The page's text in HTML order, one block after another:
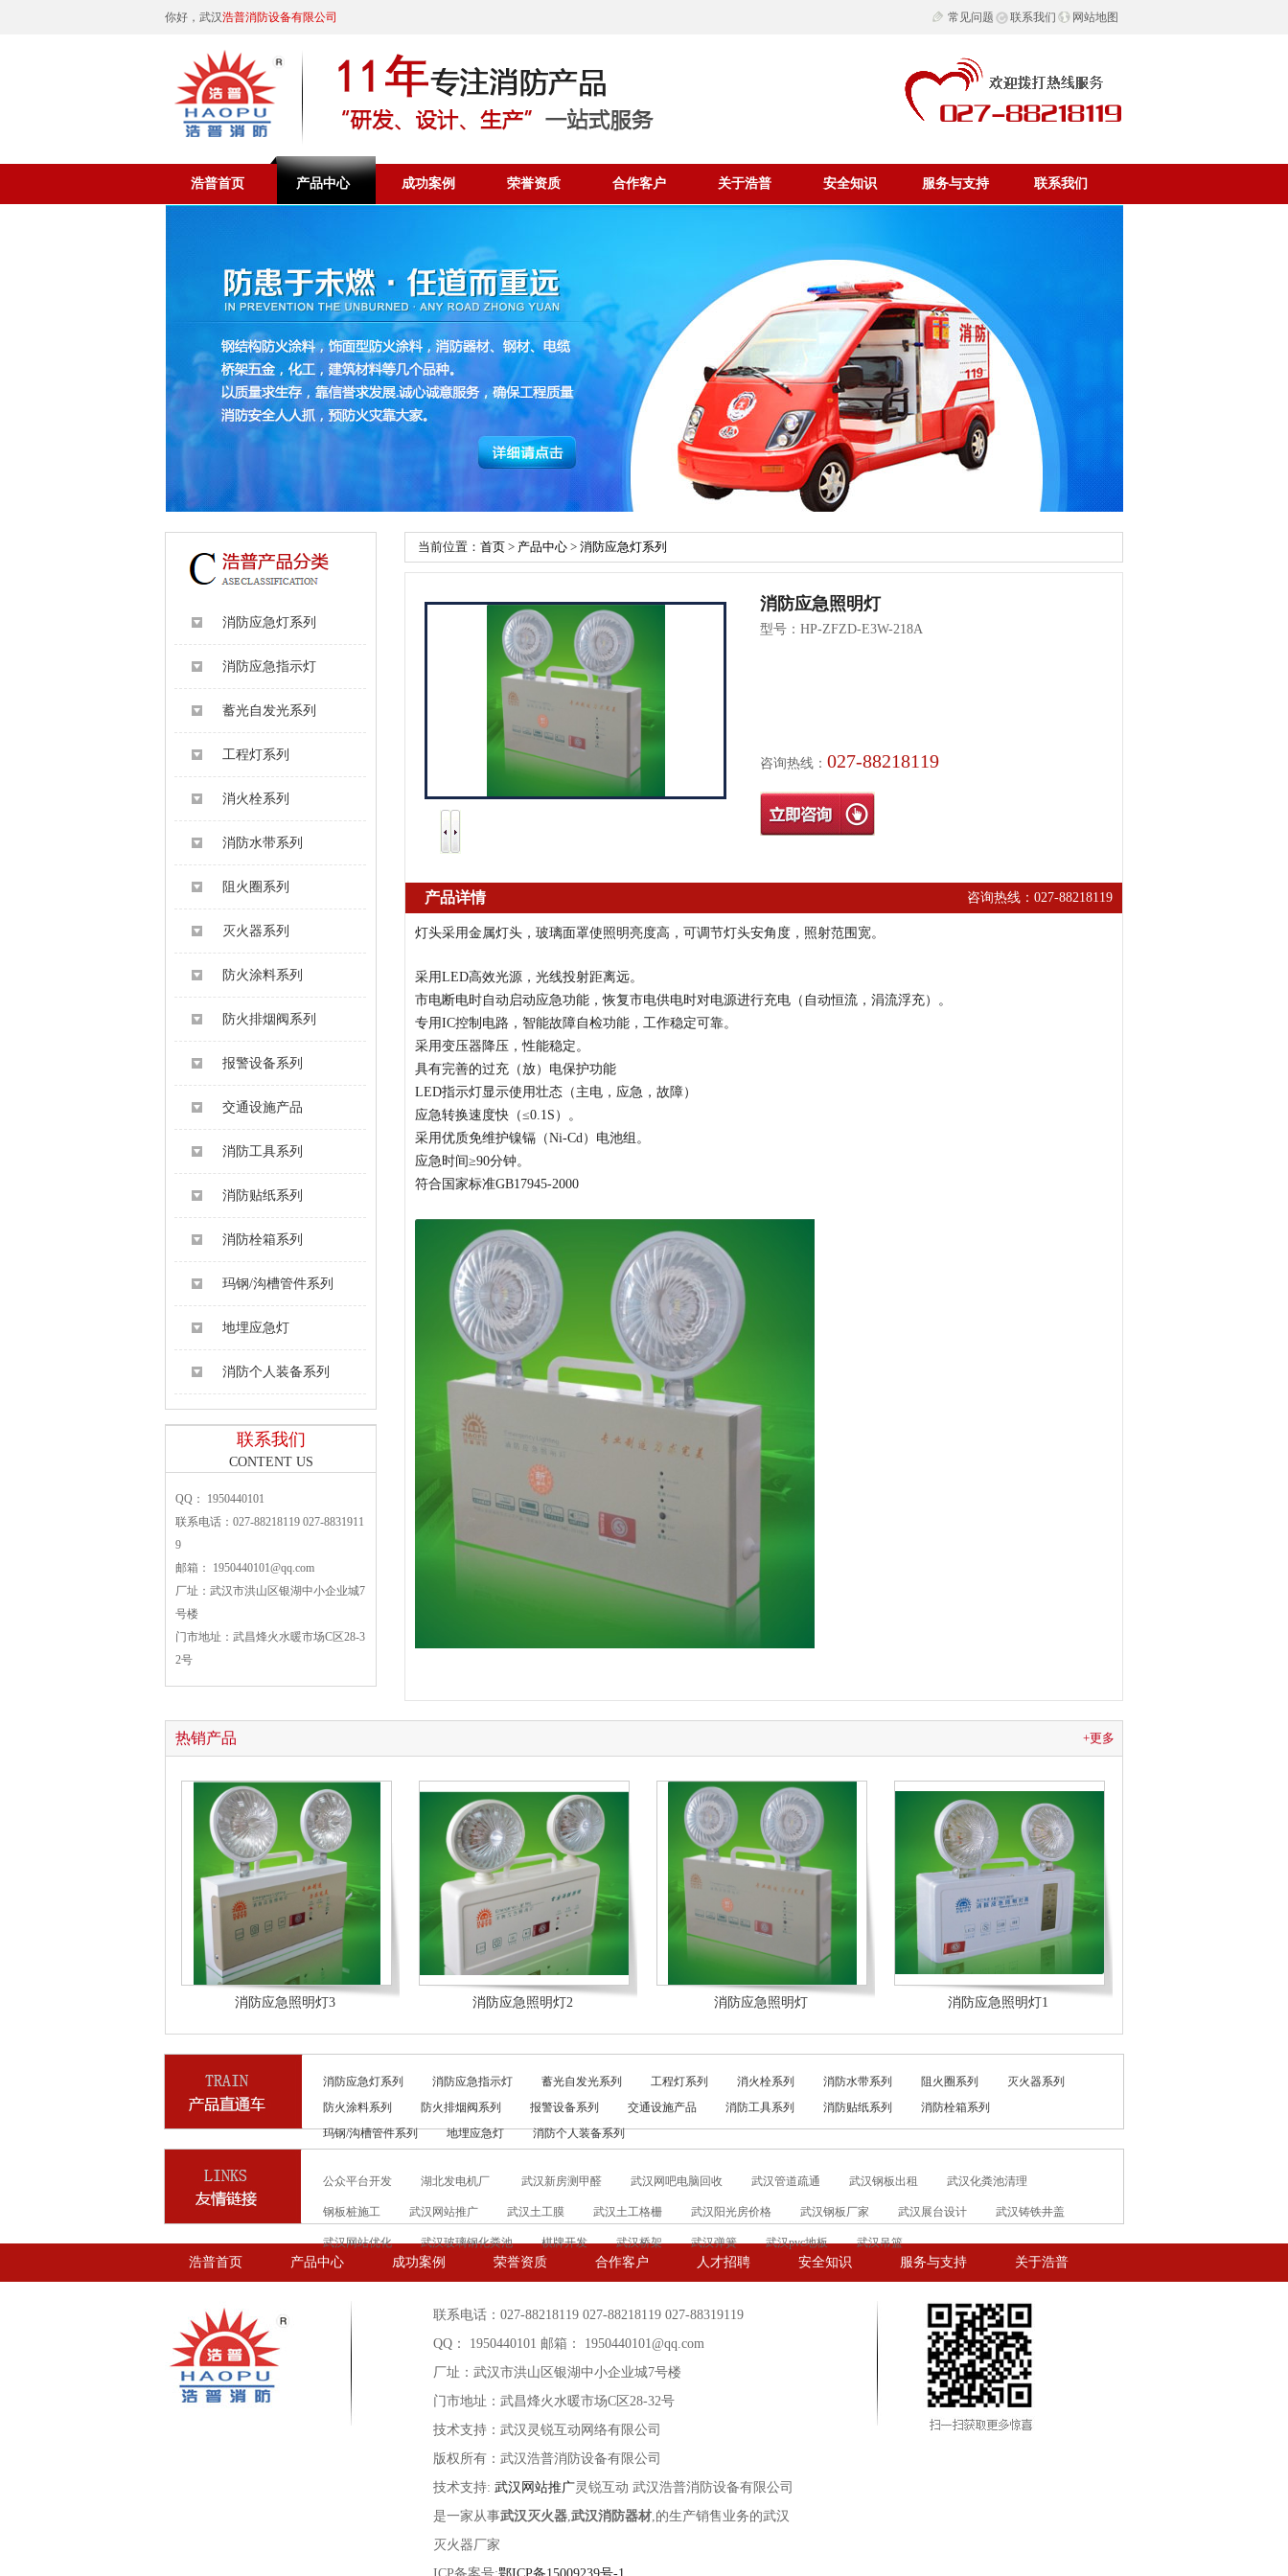
你好，武汉浩普消防设备有限公司 常见问题 联系我们 网站地图
浩普首页 产品中心 成功案例 荣誉资质 合作客户 关于浩普 安全知识 服务与支持 联系我们
消防应急灯系列
消防应急指示灯
蓄光自发光系列
工程灯系列
消火栓系列
消防水带系列
阻火圈系列
灭火器系列
防火涂料系列
防火排烟阀系列
报警设备系列
交通设施产品
消防工具系列
消防贴纸系列
消防栓箱系列
玛钢/沟槽管件系列
地埋应急灯
消防个人装备系列
联系我们
CONTENT US
QQ： 1950440101
联系电话：027-88218119 027-8831911
9
邮箱： 1950440101@qq.com
厂址：武汉市洪山区银湖中小企业城7
号楼
门市地址：武昌烽火水暖市场C区28-3
2号
当前位置： 首页 > 产品中心 > 消防应急灯系列
消防应急照明灯
型号： HP-ZFZD-E3W-218A
咨询热线： 027-88218119
产品详情 咨询热线：027-88218119
灯头采用金属灯头，玻璃面罩使照明亮度高，可调节灯头安角度，照射范围宽。
采用LED高效光源，光线投射距离远。
市电断电时自动启动应急功能，恢复市电供电时对电源进行充电（自动恒流，涓流浮充）。
专用IC控制电路，智能故障自检功能，工作稳定可靠。
采用变压器降压，性能稳定。
具有完善的过充（放）电保护功能
LED指示灯显示使用壮态（主电，应急，故障）
应急转换速度快（≤0.1S ）。
采用优质免维护镍镉（Ni-Cd）电池组。
应急时间≥90分钟。
符合国家标准GB17945-2000
热销产品 +更多
消防应急照明灯3 消防应急照明灯2 消防应急照明灯 消防应急照明灯1
消防应急灯系列 消防应急指示灯 蓄光自发光系列 工程灯系列 消火栓系列 消防水带系列 阻火圈系列
灭火器系列
防火涂料系列
防火排烟阀系列 报警设备系列 交通设施产品 消防工具系列 消防贴纸系列
消防栓箱系列
玛钢/沟槽管件系列
地埋应急灯 消防个人装备系列
公众平台开发 湖北发电机厂 武汉新房测甲醛 武汉网吧电脑回收 武汉管道疏通 武汉钢板出租 武汉化粪池清理
钢板桩施工 武汉网站推广 武汉土工膜 武汉土工格栅 武汉阳光房价格 武汉钢板厂家 武汉展台设计 武汉铸铁井盖
武汉网站优化 武汉玻璃钢化粪池 棋牌开发 武汉桥架 武汉弹簧 武汉pvc地板 武汉吊篮
浩普首页 产品中心 成功案例 荣誉资质 合作客户 人才招聘 安全知识 服务与支持 关于浩普
联系电话：027-88218119 027-88218119 027-88319119
QQ： 1950440101 邮箱： 1950440101@qq.com
厂址：武汉市洪山区银湖中小企业城7号楼
门市地址：武昌烽火水暖市场C区28-32号
技术支持：武汉灵锐互动网络有限公司
版权所有：武汉浩普消防设备有限公司
技术支持: 武汉网站推广灵锐互动 武汉浩普消防设备有限公司
是一家从事武汉灭火器,武汉消防器材,的生产销售业务的武汉
灭火器厂家